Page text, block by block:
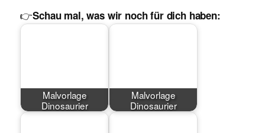
👉Schau mal, was wir noch für dich haben:
Malvorlage
Dinosaurier
Malvorlage
Dinosaurier